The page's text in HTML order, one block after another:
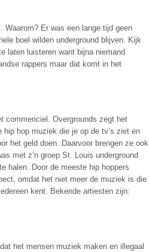
Waarom? Er was een lange tijd geen
boel wilden underground blijven. Kijk
laten luisteren want bijna niemand
rappers maar dat komt in het
commericiel. Overgrounds zegt het
hop muziek die je op de tv’s ziet en
het geld doen. Daarvoor brengen ze ook
met z’n groep St. Louis underground
halen. Door de meeste hip hoppers
omdat het niet meer de muziek is die
kent. Bekende artiesten zijn:
het mensen muziek maken en illegaal